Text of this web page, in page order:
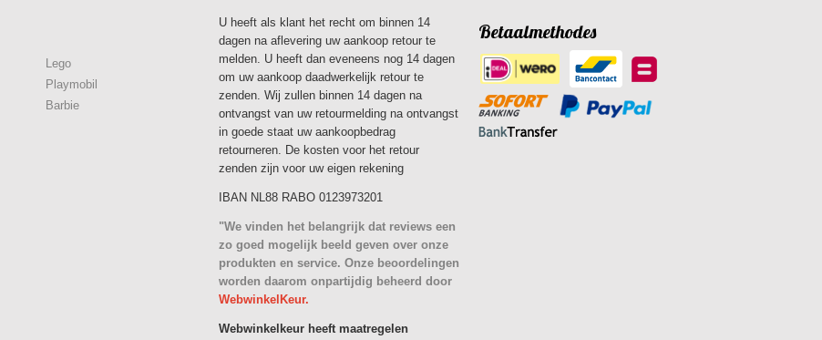
Lego
Playmobil
Barbie
U heeft als klant het recht om binnen 14
dagen na aflevering uw aankoop retour te
melden. U heeft dan eveneens nog 14 dagen
om uw aankoop daadwerkelijk retour te
zenden. Wij zullen binnen 14 dagen na
ontvangst van uw retourmelding na ontvangst
in goede staat uw aankoopbedrag
retourneren. De kosten voor het retour
zenden zijn voor uw eigen rekening
IBAN NL88 RABO 0123973201
"We vinden het belangrijk dat reviews een
zo goed mogelijk beeld geven over onze
produkten en service. Onze beoordelingen
worden daarom onpartijdig beheerd door
WebwinkelKeur.
Webwinkelkeur heeft maatregelen
Betaalmethodes